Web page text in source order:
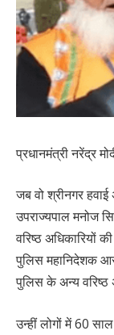
प्रधानमंत्री नरेंद्र
जब वो श्रीनगर
उपराज्यपाल मनोज
वरिष्ठ अधिकारियों
पुलिस महानिदेशक
पुलिस के अन्य वरिष्ठ
उन्हीं लोगों में 60